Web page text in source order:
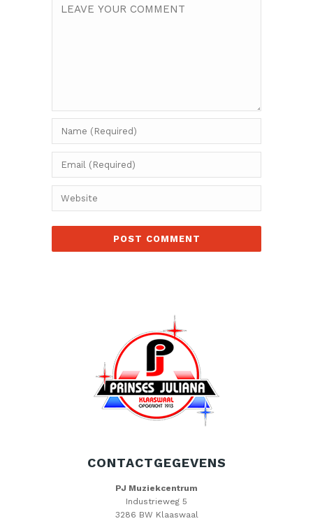
CONTACTGEGEVENS
PJ Muziekcentrum
Industrieweg 5
3286 BW Klaaswaal